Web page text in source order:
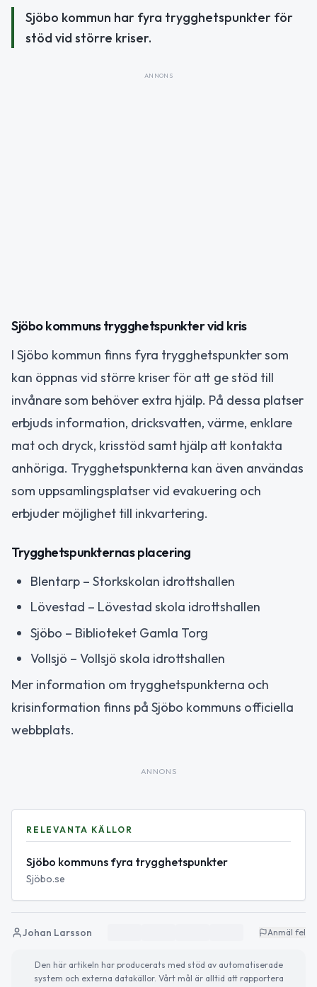
Sjöbo kommun har fyra trygghetspunkter för
stöd vid större kriser.
ANNONS
Sjöbo kommuns trygghetspunkter vid kris
I Sjöbo kommun finns fyra trygghetspunkter som
kan öppnas vid större kriser för att ge stöd till
invånare som behöver extra hjälp. På dessa platser
erbjuds information, dricksvatten, värme, enklare
mat och dryck, krisstöd samt hjälp att kontakta
anhöriga. Trygghetspunkterna kan även användas
som uppsamlingsplatser vid evakuering och
erbjuder möjlighet till inkvartering.
Trygghetspunkternas placering
Blentarp – Storkskolan idrottshallen
Lövestad – Lövestad skola idrottshallen
Sjöbo – Biblioteket Gamla Torg
Vollsjö – Vollsjö skola idrottshallen
Mer information om trygghetspunkterna och
krisinformation finns på Sjöbo kommuns officiella
webbplats.
ANNONS
RELEVANTA KÄLLOR
Sjöbo kommuns fyra trygghetspunkter
Sjöbo.se
Johan Larsson Anmäl fel
Den här artikeln har producerats med stöd av automatiserade
system och externa datakällor. Vårt mål är alltid att rapportera